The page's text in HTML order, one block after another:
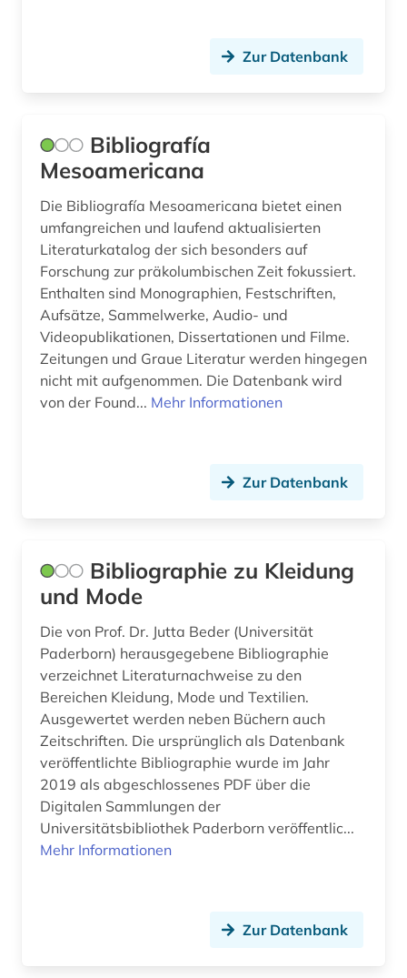
kunstwerk (2)
kurden (1)
kurdisch (1)
kurdistan (1)
königreich benin (1)
körperschaft (1)
landeskunde (5)
landschaft (1)
libanon (1)
limondjian (1)
linguistik (3)
linguistische anthropologie (2)
litauen (1)
literatur (5)
literaturwissenschaft (5)
Zur Datenbank
Bibliografía
Mesoamericana
Die Bibliografía Mesoamericana bietet einen
umfangreichen und laufend aktualisierten
Literaturkatalog der sich besonders auf
Forschung zur präkolumbischen Zeit fokussiert.
Enthalten sind Monographien, Festschriften,
Aufsätze, Sammelwerke, Audio- und
Videopublikationen, Dissertationen und Filme.
Zeitungen und Graue Literatur werden hingegen
nicht mit aufgenommen. Die Datenbank wird
von der Found... Mehr Informationen
Zur Datenbank
Bibliographie zu Kleidung
und Mode
Die von Prof. Dr. Jutta Beder (Universität
Paderborn) herausgegebene Bibliographie
verzeichnet Literaturnachweise zu den
Bereichen Kleidung, Mode und Textilien.
Ausgewertet werden neben Büchern auch
Zeitschriften. Die ursprünglich als Datenbank
veröffentlichte Bibliographie wurde im Jahr
2019 als abgeschlossenes PDF über die
Digitalen Sammlungen der
Universitätsbibliothek Paderborn veröffentlic...
Mehr Informationen
Zur Datenbank